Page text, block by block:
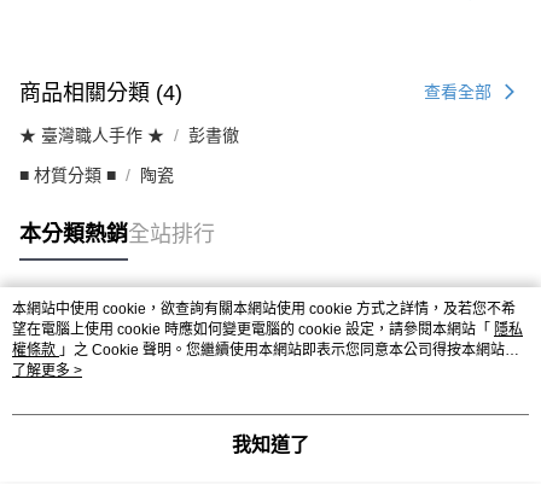
商品相關分類 (4) 查看全部
★ 臺灣職人手作 ★ 彭書徹
■ 材質分類 ■ 陶瓷
本分類熱銷全站排行
熱門標籤
本網站中使用 cookie，欲查詢有關本網站使用 cookie 方式之詳情，及若您不希
望在電腦上使用 cookie 時應如何變更電腦的 cookie 設定，請參閱本網站「 隱私
權條款 」之 Cookie 聲明。您繼續使用本網站即表示您同意本公司得按本網站使
用條款之 Cookie 聲明使用 cookie。
了解更多 >
我知道了